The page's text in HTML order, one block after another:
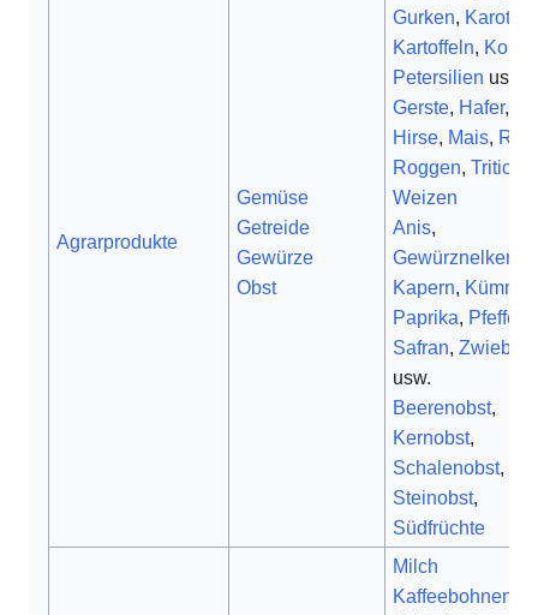
Agrarprodukte
Gemüse
Getreide
Gewürze
Obst
Gurken, Karotten
Kartoffeln, Kohl
Petersilien usw.
Gerste, Hafer,
Hirse, Mais, Reis
Roggen,Triticale
Weizen
Anis,
Gewürznelken
Kapern, Kümmel
Paprika, Pfeffer
Safran,Zwiebeln
usw.
Beerenobst,
Kernobst,
Schalenobst,
Steinobst,
Südfrüchte
Milch
Kaffeebohnen